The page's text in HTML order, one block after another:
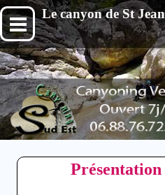
Le canyon de St Jean